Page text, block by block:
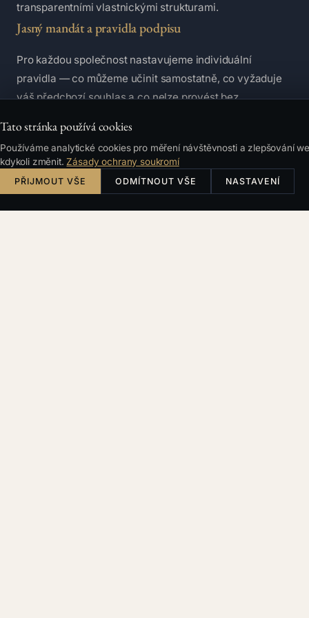
transparentními vlastnickými strukturami.
Jasný mandát a pravidla podpisu
Pro každou společnost nastavujeme individuální
pravidla — co můžeme učinit samostatně, co vyžaduje
váš předchozí souhlas a co nelze provést bez
Tato pravidla chrání vás i nás. Bez nich by výkon funkce
byl nepředvídatelný a rizikový pro obě strany.
Odměna
Tato stránka používá cookies
Používáme analytické cookies pro měření návštěvnosti a zlepšování
kdykoli změnit.Zásady ochrany soukromí
PŘIJMOUT VŠE ODMÍTNOUT VŠE NASTAVENÍ